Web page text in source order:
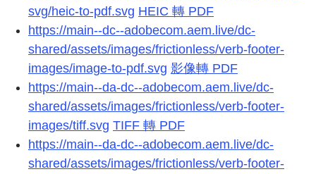
svg/heic-to-pdf.svg HEIC 轉 PDF
https://main--dc--adobecom.aem.live/dc-
shared/assets/images/frictionless/verb-footer-
images/image-to-pdf.svg 影像轉 PDF
https://main--da-dc--adobecom.aem.live/dc-
shared/assets/images/frictionless/verb-footer-
images/tiff.svg TIFF 轉 PDF
https://main--da-dc--adobecom.aem.live/dc-
shared/assets/images/frictionless/verb-footer-